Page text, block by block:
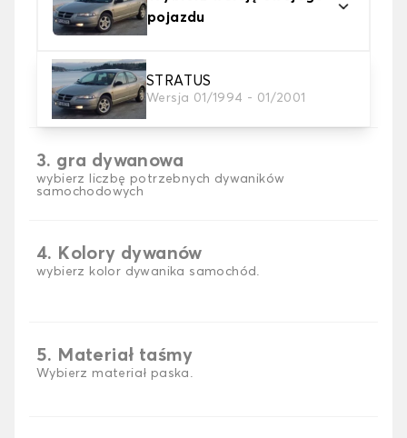
pojazdu
STRATUS
Wersja 01/1994 - 01/2001
2. Materiał
wybierz materiał dywanika samochodowego
3. gra dywanowa
wybierz liczbę potrzebnych dywaników
samochodowych
4. Kolory dywanów
wybierz kolor dywanika samochód.
5. Materiał taśmy
Wybierz materiał paska.